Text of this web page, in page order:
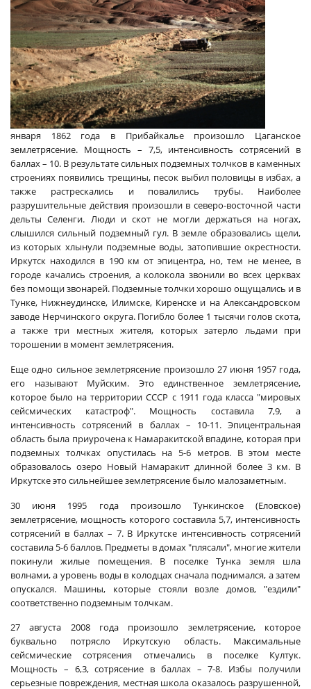
января 1862 года в Прибайкалье произошло Цаганское
землетрясение. Мощность – 7,5, интенсивность сотрясений в
баллах – 10. В результате сильных подземных толчков в каменных
строениях появились трещины, песок выбил половицы в избах, а
также растрескались и повалились трубы. Наиболее
разрушительные действия произошли в северо-восточной части
дельты Селенги. Люди и скот не могли держаться на ногах,
слышился сильный подземный гул. В земле образовались щели,
из которых хлынули подземные воды, затопившие окрестности.
Иркутск находился в 190 км от эпицентра, но, тем не менее, в
городе качались строения, а колокола звонили во всех церквах
без помощи звонарей. Подземные толчки хорошо ощущались и в
Тунке, Нижнеудинске, Илимске, Киренске и на Александровском
заводе Нерчинского округа. Погибло более 1 тысячи голов скота,
а также три местных жителя, которых затерло льдами при
торошении в момент землетрясения.
Еще одно сильное землетрясение произошло 27 июня 1957 года,
его называют Муйским. Это единственное землетрясение,
которое было на территории СССР с 1911 года класса "мировых
сейсмических катастроф". Мощность составила 7,9, а
интенсивность сотрясений в баллах – 10-11. Эпицентральная
область была приурочена к Намаракитской впадине, которая при
подземных толчках опустилась на 5-6 метров. В этом месте
образовалось озеро Новый Намаракит длинной более 3 км. В
Иркутске это сильнейшее землетрясение было малозаметным.
30 июня 1995 года произошло Тункинское (Еловское)
землетрясение, мощность которого составила 5,7, интенсивность
сотрясений в баллах – 7. В Иркутске интенсивность сотрясений
составила 5-6 баллов. Предметы в домах "плясали", многие жители
покинули жилые помещения. В поселке Тунка земля шла
волнами, а уровень воды в колодцах сначала поднимался, а затем
опускался. Машины, которые стояли возле домов, "ездили"
соответственно подземным толчкам.
27 августа 2008 года произошло землетрясение, которое
буквально потрясло Иркутскую область. Максимальные
сейсмические сотрясения отмечались в поселке Култук.
Мощность – 6,3, сотрясение в баллах – 7-8. Избы получили
серьезные повреждения, местная школа оказалось разрушенной,